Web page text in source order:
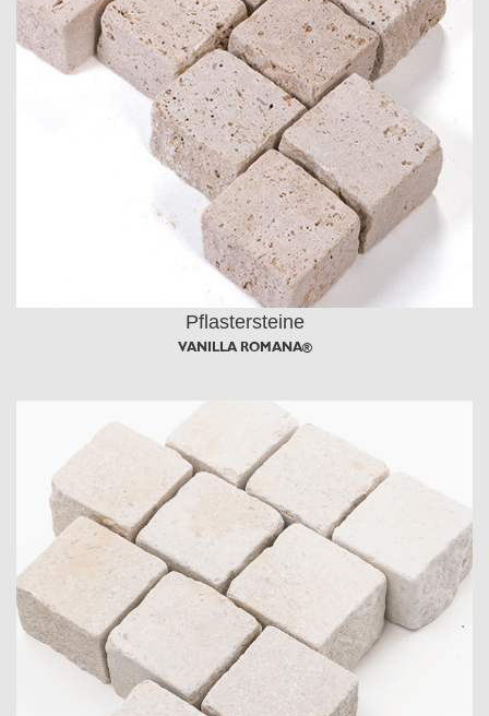
Pflastersteine
VANILLA ROMANA®